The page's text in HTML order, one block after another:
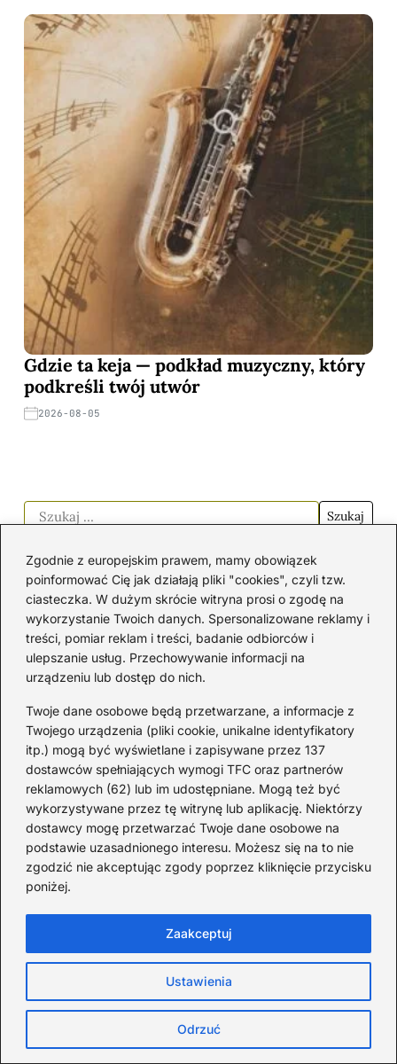
Zgodnie z europejskim prawem, mamy obowiązek
poinformować Cię jak działają pliki "cookies", czyli tzw.
ciasteczka. W dużym skrócie witryna prosi o zgodę na
wykorzystanie Twoich danych. Spersonalizowane reklamy i
treści, pomiar reklam i treści, badanie odbiorców i
ulepszanie usług. Przechowywanie informacji na
urządzeniu lub dostęp do nich.
Twoje dane osobowe będą przetwarzane, a informacje z
Twojego urządzenia (pliki cookie, unikalne identyfikatory
itp.) mogą być wyświetlane i zapisywane przez 137
dostawców spełniających wymogi TFC oraz partnerów
reklamowych (62) lub im udostępniane. Mogą też być
wykorzystywane przez tę witrynę lub aplikację. Niektórzy
dostawcy mogę przetwarzać Twoje dane osobowe na
podstawie uzasadnionego interesu. Możesz się na to nie
zgodzić nie akceptując zgody poprzez kliknięcie przycisku
poniżej.
Ustawienia
Odrzuć
Zaakceptuj
Gdzie ta keja — podkład muzyczny, który
podkreśli twój utwór
2026-08-05
Rodzice
Wybór kąpielówek dla
chłopców: praktyczne
porady dla rodziców
Jak wygląda życie samotnej
matki: codzienne
wyzwania i realne
wsparcie
przedszkola i uniknąć
najczęstszych błędów
Jaką pomoc może otrzymać
samotna matka: